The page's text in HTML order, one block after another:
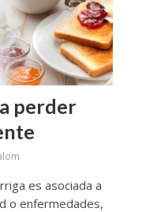
perder
es asociada a
o enfermedades,